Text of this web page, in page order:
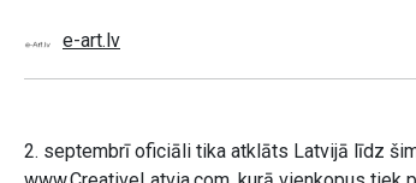
e-art.lv
2. septembrī oficiāli tika atklāts Latvijā līdz